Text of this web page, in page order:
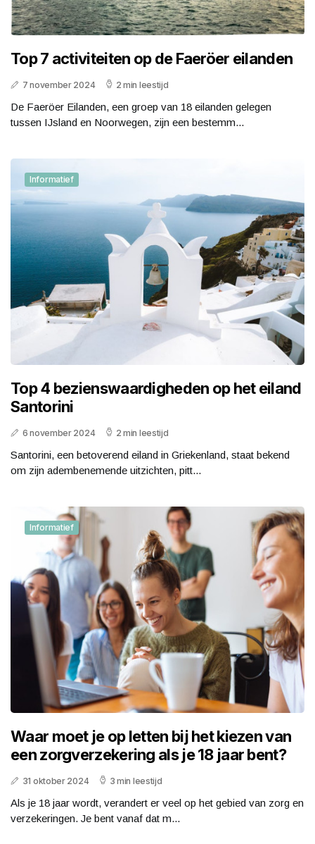
Top 7 activiteiten op de Faeröer eilanden
7 november 2024 2 min leestijd
De Faeröer Eilanden, een groep van 18 eilanden gelegen
tussen IJsland en Noorwegen, zijn een bestemm...
Informatief
Top 4 bezienswaardigheden op het eiland
Santorini
6 november 2024 2 min leestijd
Santorini, een betoverend eiland in Griekenland, staat bekend
om zijn adembenemende uitzichten, pitt...
Informatief
Waar moet je op letten bij het kiezen van
een zorgverzekering als je 18 jaar bent?
31 oktober 2024 3 min leestijd
Als je 18 jaar wordt, verandert er veel op het gebied van zorg en
verzekeringen. Je bent vanaf dat m...